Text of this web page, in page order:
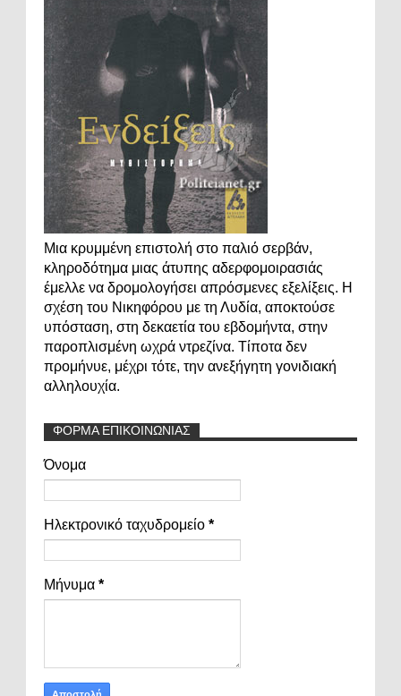
Μια κρυμμένη επιστολή στο παλιό σερβάν,
κληροδότημα μιας άτυπης αδερφομοιρασιάς
έμελλε να δρομολογήσει απρόσμενες εξελίξεις. Η
σχέση του Νικηφόρου με τη Λυδία, αποκτούσε
υπόσταση, στη δεκαετία του εβδομήντα, στην
παροπλισμένη ωχρά ντρεζίνα. Τίποτα δεν
προμήνυε, μέχρι τότε, την ανεξήγητη γονιδιακή
αλληλουχία.
ΦΟΡΜΑ ΕΠΙΚΟΙΝΩΝΙΑΣ
Όνομα
Ηλεκτρονικό ταχυδρομείο *
Μήνυμα *